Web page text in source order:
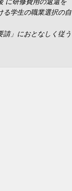
る学生の職業選択の自
」におとなしく従う